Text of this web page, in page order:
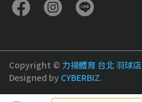
Copyright © 力揚體育 台北 羽球店
Designed by CYBERBIZ.